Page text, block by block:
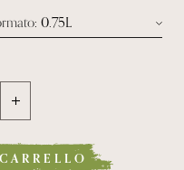
: 0.75L
Formato Magnum 1.5l